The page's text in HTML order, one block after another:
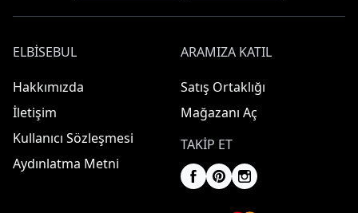
ELBISEBUL
Hakkımızda
İletişim
Kullanıcı Sözleşmesi
Aydınlatma Metni
ARAMIZA KATIL
Satış Ortaklığı
Mağazanı Aç
TAKIP ET